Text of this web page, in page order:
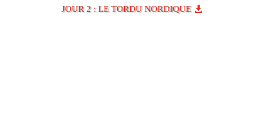
JOUR 2 : LE TORDU NORDIQUE